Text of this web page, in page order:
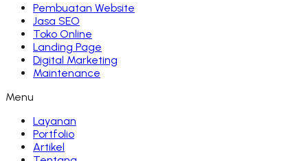
Pembuatan Website
Jasa SEO
Toko Online
Landing Page
Digital Marketing
Maintenance
Menu
Layanan
Portfolio
Artikel